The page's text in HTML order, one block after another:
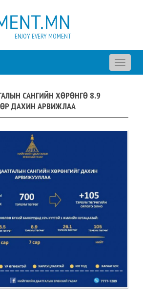
ENJOY EVERY MOMENT
Toggle
САНГИЙН ХӨРӨНГӨ 8.9
ДАХИН АРВИЖЛАА